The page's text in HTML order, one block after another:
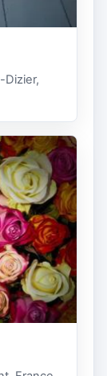
Dizier,